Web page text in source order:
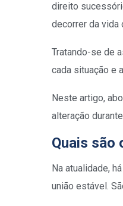
direito
decorrer da vida
Tratando-se de
cada situação e
Neste artigo,
alteração
Quais são
Na atualidade,
união estável.